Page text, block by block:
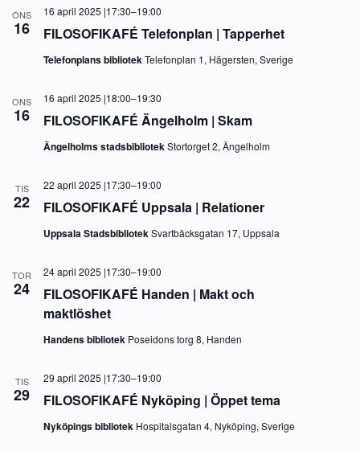
ONS
16 FILOSOFIKAFÉ Telefonplan | Tapperhet
16 april 2025 |17:30–19:00
Telefonplans bibliotekTelefonplan 1, Hägersten, Sverige
ONS
16 FILOSOFIKAFÉ Ängelholm | Skam
16 april 2025 |18:00–19:30
Ängelholms stadsbibliotekStortorget 2, Ängelholm
TIS
22 FILOSOFIKAFÉ Uppsala | Relationer
22 april 2025 |17:30–19:00
Uppsala StadsbibliotekSvartbäcksgatan 17, Uppsala
TOR
24
FILOSOFIKAFÉ Handen | Makt och
maktlöshet
24 april 2025 |17:30–19:00
Handens bibliotek Poseidons torg 8, Handen
TIS
29 FILOSOFIKAFÉ Nyköping | Öppet tema
29 april 2025 |17:30–19:00
Nyköpings bibliotek Hospitalsgatan 4, Nyköping, Sverige